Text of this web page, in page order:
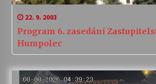
22. 9. 2003
Program 6. zasedání
Humpolec